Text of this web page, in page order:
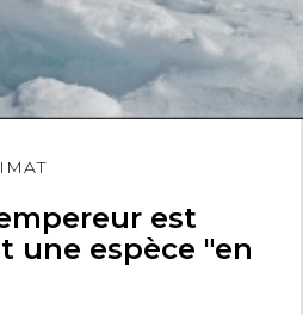
est
une espèce "en